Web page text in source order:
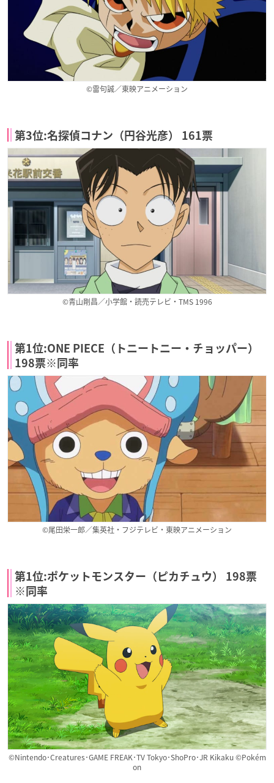
©雷句誠／東映アニメーション
第3位:名探偵コナン（円谷光彦） 161票
©青山剛昌／小学館・読売テレビ・TMS 1996
第1位:ONE PIECE（トニートニー・チョッパー）
198票※同率
©尾田栄一郎／集英社・フジテレビ・東映アニメーション
第1位:ポケットモンスター（ピカチュウ） 198票
※同率
©Nintendo･Creatures･GAME FREAK･TV Tokyo･ShoPro･JR Kikaku ©Pokém
on